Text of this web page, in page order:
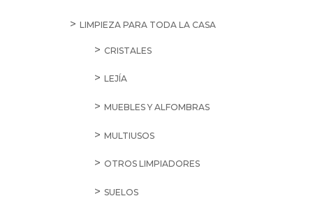
LIMPIEZA PARA TODA LA CASA
CRISTALES
LEJÍA
MUEBLES Y ALFOMBRAS
MULTIUSOS
OTROS LIMPIADORES
SUELOS